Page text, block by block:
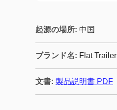
起源の場所: 中国
ブランド名: Flat Trailer
文書: 製品説明書 PDF